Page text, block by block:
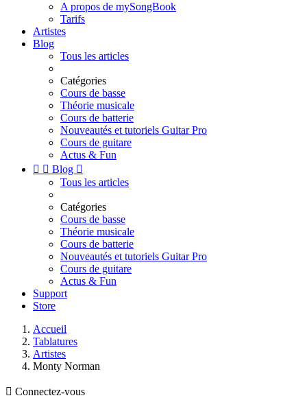
A propos de mySongBook
Tarifs
Artistes
Blog
Tous les articles
Catégories
Cours de basse
Théorie musicale
Cours de batterie
Nouveautés et tutoriels Guitar Pro
Cours de guitare
Actus & Fun
  Blog 
Tous les articles
Catégories
Cours de basse
Théorie musicale
Cours de batterie
Nouveautés et tutoriels Guitar Pro
Cours de guitare
Actus & Fun
Support
Store
Accueil
Tablatures
Artistes
Monty Norman
 Connectez-vous